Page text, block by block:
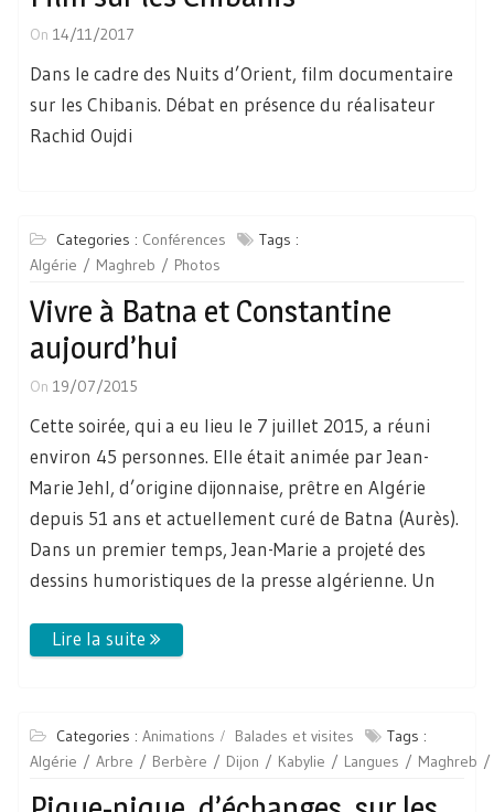
On 14/11/2017
Dans le cadre des Nuits d’Orient, film documentaire
sur les Chibanis. Débat en présence du réalisateur
Rachid Oujdi
Categories : Conférences
Tags :
Algérie
Maghreb Photos
Vivre à Batna et Constantine
aujourd’hui
On 19/07/2015
Cette soirée, qui a eu lieu le 7 juillet 2015, a réuni
environ 45 personnes. Elle était animée par Jean-
Marie Jehl, d’origine dijonnaise, prêtre en Algérie
depuis 51 ans et actuellement curé de Batna (Aurès).
Dans un premier temps, Jean-Marie a projeté des
dessins humoristiques de la presse algérienne. Un
Categories : Animations Balades et visites
Tags :
Algérie
Arbre Berbère Dijon Kabylie Langues Maghreb